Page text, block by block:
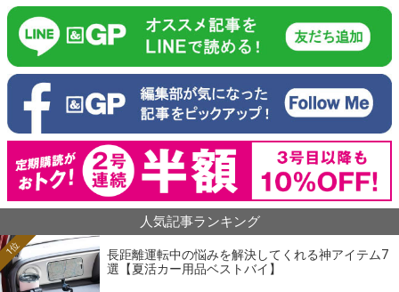
人気記事ランキング
長距離運転中の悩みを解決してくれる神アイテム7
選【夏活カー用品ベストバイ】
1位